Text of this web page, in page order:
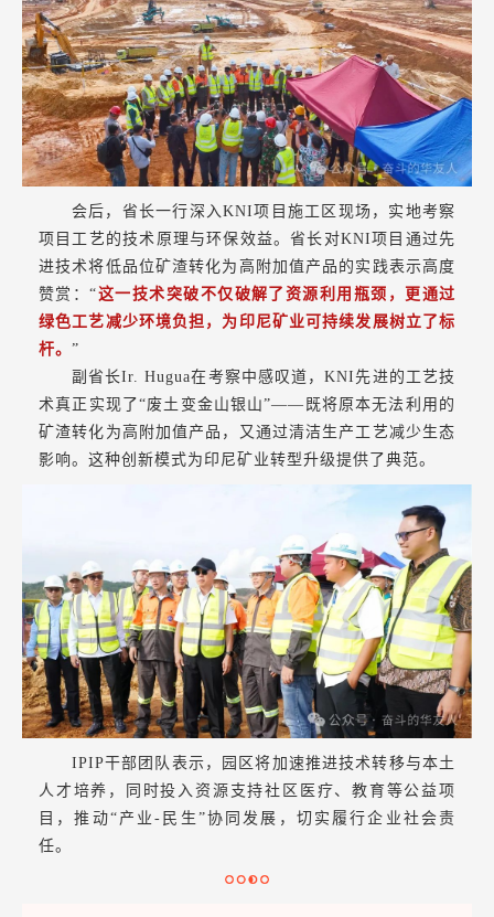
会后，省长一行深入KNI项目施工区现场，实地考察
项目工艺的技术原理与环保效益。省长对KNI项目通过先
进技术将低品位矿渣转化为高附加值产品的实践表示高度
赞赏：“这一技术突破不仅破解了资源利用瓶颈，更通过
绿色工艺减少环境负担，为印尼矿业可持续发展树立了标
杆。 ”
副省长Ir. Hugua在考察中感叹道，KNI先进的工艺技
术真正实现了“废土变金山银山”——既将原本无法利用的
矿渣转化为高附加值产品，又通过清洁生产工艺减少生态
影响。这种创新模式为印尼矿业转型升级提供了典范。
IPIP干部团队表示，园区将加速推进技术转移与本土
人才培养，同时投入资源支持社区医疗、教育等公益项
目，推动“产业-民生”协同发展，切实履行企业社会责
任。